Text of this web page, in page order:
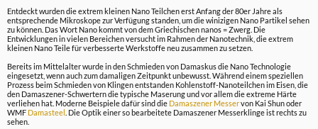
Entdeckt wurden die extrem kleinen Nano Teilchen erst Anfang der 80er Jahre als
entsprechende Mikroskope zur Verfügung standen, um die winizigen Nano Partikel sehen
zu können. Das Wort Nano kommt von dem Griechischen nanos = Zwerg. Die
Entwicklungen in vielen Bereichen versucht im Rahmen der Nanotechnik, die extrem
kleinen Nano Teile für verbesserte Werkstoffe neu zusammen zu setzen.
Bereits im Mittelalter wurde in den Schmieden von Damaskus die Nano Technologie
eingesetzt, wenn auch zum damaligen Zeitpunkt unbewusst. Während einem speziellen
Prozess beim Schmieden von Klingen entstanden Kohlenstoff-Nanoteilchen im Eisen, die
den Damaszener-Schwertern die typische Maserung und vor allem die extreme Härte
verliehen hat. Moderne Beispiele dafür sind die Damaszener Messervon Kai Shun oder
WMF Damasteel
. Die Optik einer so bearbeitete Damaszener Messerklinge ist rechts zu
sehen.